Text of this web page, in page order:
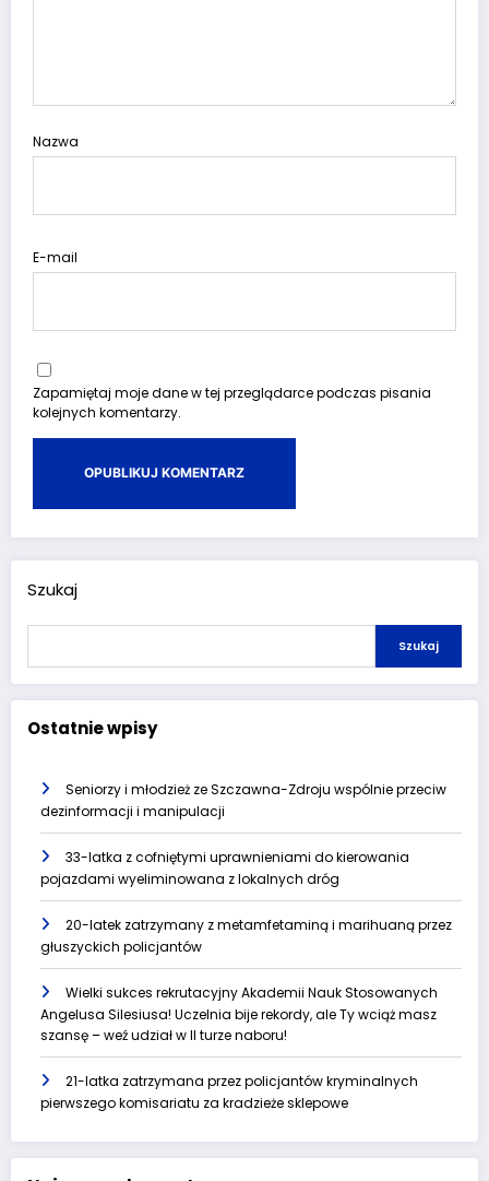
Nazwa
E-mail
Zapamiętaj moje dane w tej przeglądarce podczas pisania
kolejnych komentarzy.
Szukaj
Szukaj
Ostatnie wpisy
Seniorzy i młodzież ze Szczawna-Zdroju wspólnie przeciw
dezinformacji i manipulacji
33-latka z cofniętymi uprawnieniami do kierowania
pojazdami wyeliminowana z lokalnych dróg
20-latek zatrzymany z metamfetaminą i marihuaną przez
głuszyckich policjantów
Wielki sukces rekrutacyjny Akademii Nauk Stosowanych
Angelusa Silesiusa! Uczelnia bije rekordy, ale Ty wciąż masz
szansę – weź udział w II turze naboru!
21-latka zatrzymana przez policjantów kryminalnych
pierwszego komisariatu za kradzieże sklepowe